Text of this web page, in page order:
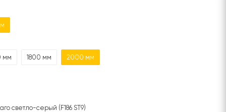
мм 1800 мм 2000 мм
светло-серый (F186 ST9)